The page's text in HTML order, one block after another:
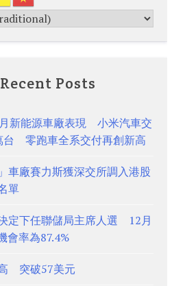
Recent Posts
新能源車廠表現 小米汽車交
台 零跑車全系交付再創新高
車廠賽力斯獲深交所調入港股
單
定下任聯儲局主席人選 12月
會率為87.4%
突破57美元